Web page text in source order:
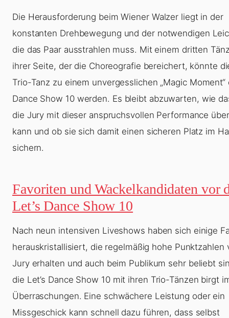
Die Herausforderung beim Wiener Walzer liegt in der
konstanten Drehbewegung und der notwendigen
die das Paar ausstrahlen muss. Mit einem dritten
ihrer Seite, der die Choreografie bereichert, könnte
Trio-Tanz zu einem unvergesslichen „Magic
Dance Show 10werden. Es bleibt abzuwarten, wie
die Jury mit dieser anspruchsvollen Performance
kann und ob sie sich damit einen sicheren Platz im
sichern.
Favoriten und Wackelkandidaten vor
Let’s Dance Show 10
Nach neun intensiven Liveshows haben sich einige
herauskristallisiert, die regelmäßig hohe Punktzahlen
Jury erhalten und auch beim Publikum sehr beliebt
die Let’s Dance Show 10mit ihren Trio-Tänzen birgt
Überraschungen. Eine schwächere Leistung oder ein
Missgeschick kann schnell dazu führen, dass selbst